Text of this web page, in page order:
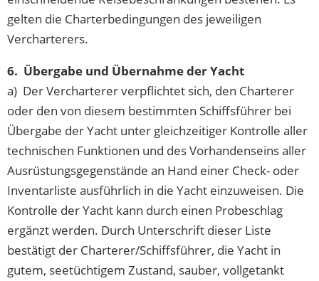
gelten die Charterbedingungen des jeweiligen
Vercharterers.
6. Übergabe und Übernahme der Yacht
a) Der Vercharterer verpflichtet sich, den Charterer
oder den von diesem bestimmten Schiffsführer bei
Übergabe der Yacht unter gleichzeitiger Kontrolle aller
technischen Funktionen und des Vorhandenseins aller
Ausrüstungsgegenstände an Hand einer Check- oder
Inventarliste ausführlich in die Yacht einzuweisen. Die
Kontrolle der Yacht kann durch einen Probeschlag
ergänzt werden. Durch Unterschrift dieser Liste
bestätigt der Charterer/Schiffsführer, die Yacht in
gutem, seetüchtigem Zustand, sauber, vollgetankt